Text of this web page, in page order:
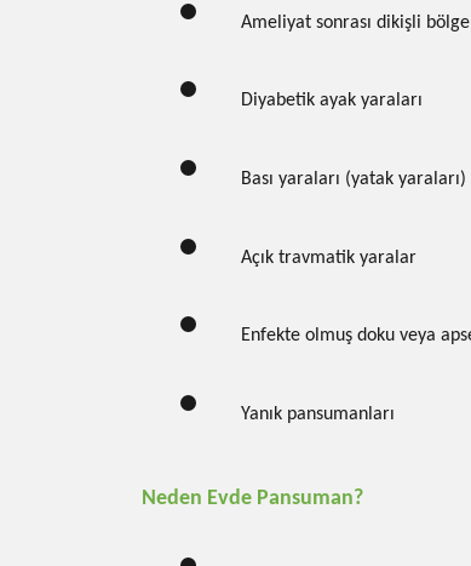
Ameliyat sonrası dikişli
Diyabetik ayak yaraları
Bası yaraları (yatak yaraları)
Açık travmatik yaralar
Enfekte olmuş doku veya
Yanık pansumanları
Neden Evde Pansuman?